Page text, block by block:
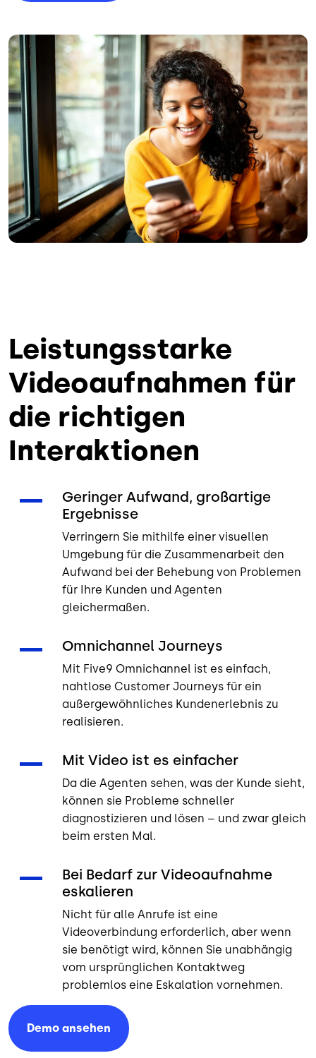
Bild
Leistungsstarke
Videoaufnahmen für
die richtigen
Interaktionen
Geringer Aufwand, großartige
Ergebnisse
Verringern Sie mithilfe einer visuellen
Umgebung für die Zusammenarbeit den
Aufwand bei der Behebung von Problemen
für Ihre Kunden und Agenten
gleichermaßen.
Omnichannel Journeys
Mit Five9 Omnichannel ist es einfach,
nahtlose Customer Journeys für ein
außergewöhnliches Kundenerlebnis zu
realisieren.
Mit Video ist es einfacher
Da die Agenten sehen, was der Kunde sieht,
können sie Probleme schneller
diagnostizieren und lösen – und zwar gleich
beim ersten Mal.
Bei Bedarf zur Videoaufnahme
eskalieren
Nicht für alle Anrufe ist eine
Videoverbindung erforderlich, aber wenn
sie benötigt wird, können Sie unabhängig
vom ursprünglichen Kontaktweg
problemlos eine Eskalation vornehmen.
Demo ansehen